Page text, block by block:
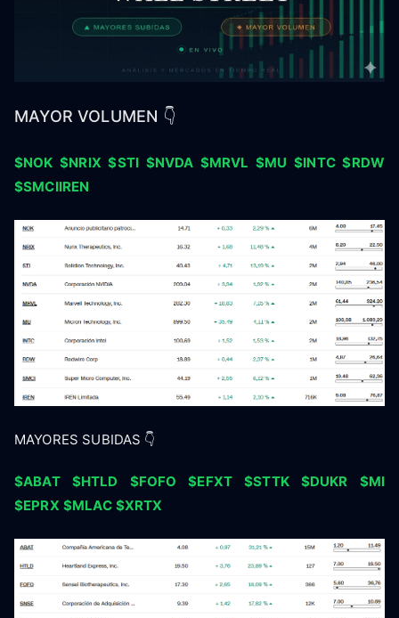
MAYOR VOLUMEN 👇
$NOK $NRIX $STI $NVDA $MRVL $MU $INTC $RDW
$SMCIIREN
MAYORES SUBIDAS 👇
$ABAT $HTLD $FOFO $EFXT $STTK $DUKR
$MI
$EPRX $MLAC $XRTX